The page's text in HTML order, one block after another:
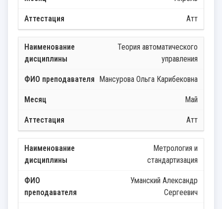
Атт
Теория автоматического
управления
Мансурова Ольга Карибековна
Май
Атт
Метрология и
стандартизация
Уманский Александр
Сергеевич